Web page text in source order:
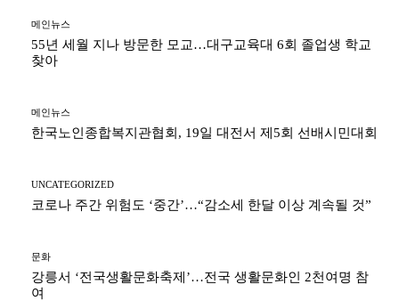
메인뉴스
55년 세월 지나 방문한 모교…대구교육대 6회 졸업생 학교
찾아
메인뉴스
한국노인종합복지관협회, 19일 대전서 제5회 선배시민대회
UNCATEGORIZED
코로나 주간 위험도 ‘중간’…“감소세 한달 이상 계속될 것”
문화
강릉서 ‘전국생활문화축제’…전국 생활문화인 2천여명 참
여